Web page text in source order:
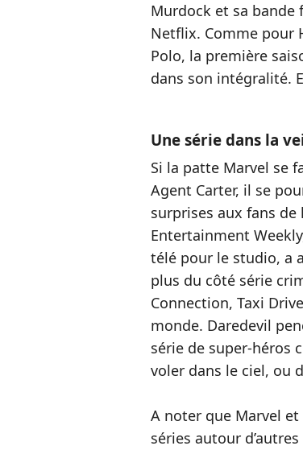
Murdock et sa bande
Netflix. Comme pour
Polo, la première
dans son intégralité.
Une série dans la
Si la patte Marvel se
Agent Carter, il se
surprises aux fans
Entertainment
télé pour le studio, a
plus du côté série
Connection, Taxi
monde. Daredevil
série de super-héros
voler dans le ciel, ou
A noter que Marvel
séries autour